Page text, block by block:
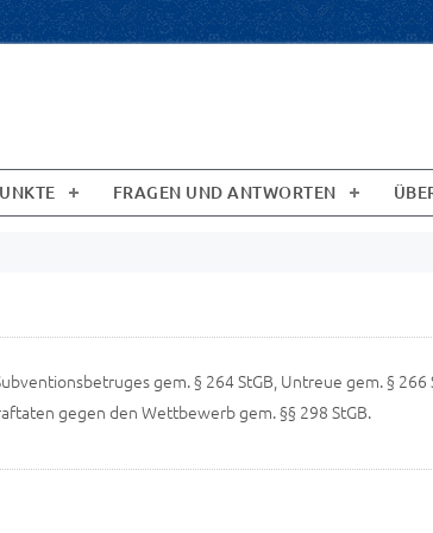
FRAGEN UND ANTWORTEN
gem. § 264 StGB, Untreue gem. §
gegen den Wettbewerb gem. §§ 298 StGB.